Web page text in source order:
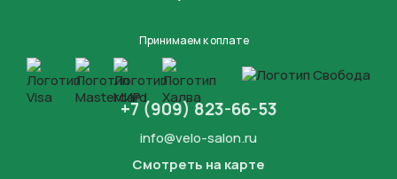
Принимаем к оплате
+7 (909) 823-66-53
info@velo-salon.ru
Смотреть на карте